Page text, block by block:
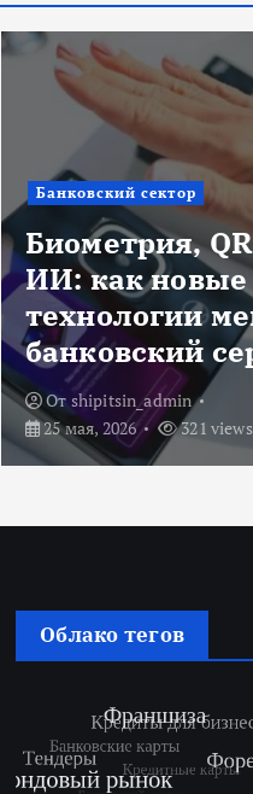
Банковский сектор
Биометрия,
ИИ: как новые
технологии
банковский
От shipitsin_admin
25 мая, 2026
321 views
Облако тегов